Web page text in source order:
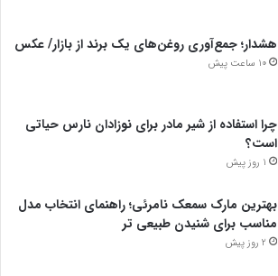
هشدار؛ جمع‌آوری روغن‌های یک برند از بازار/ عکس
10 ساعت پیش
چرا استفاده از شیر مادر برای نوزادان نارس حیاتی
است؟
1 روز پیش
بهترین مارک سمعک نامرئی؛ راهنمای انتخاب مدل
مناسب برای شنیدن طبیعی تر
2 روز پیش